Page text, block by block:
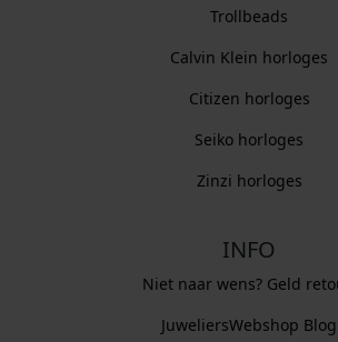
Trollbeads
Calvin Klein horloges
Citizen horloges
Seiko horloges
Zinzi horloges
INFO
Niet naar wens? Geld
JuweliersWebshop Blog